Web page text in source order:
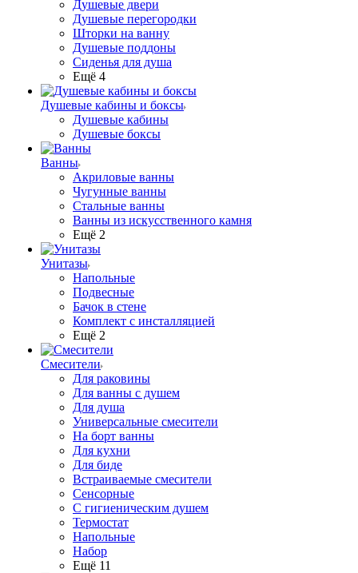
Душевые двери
Душевые перегородки
Шторки на ванну
Душевые поддоны
Сиденья для душа
Ещё 4
Душевые кабины и боксы
Душевые кабины
Душевые боксы
Ванны
Акриловые ванны
Чугунные ванны
Стальные ванны
Ванны из искусственного камня
Ещё 2
Унитазы
Напольные
Подвесные
Бачок в стене
Комплект с инсталляцией
Ещё 2
Смесители
Для раковины
Для ванны с душем
Для душа
Универсальные смесители
На борт ванны
Для кухни
Для биде
Встраиваемые смесители
Сенсорные
С гигиеническим душем
Термостат
Напольные
Набор
Ещё 11